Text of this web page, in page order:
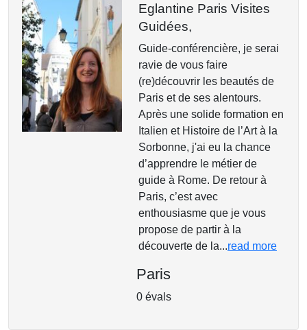
Eglantine Paris Visites
Guidées,
Guide-conférencière, je serai
ravie de vous faire
(re)découvrir les beautés de
Paris et de ses alentours.
Après une solide formation en
Italien et Histoire de l’Art à la
Sorbonne, j'ai eu la chance
d’apprendre le métier de
guide à Rome. De retour à
Paris, c’est avec
enthousiasme que je vous
propose de partir à la
découverte de la...read more
Paris
0 évals